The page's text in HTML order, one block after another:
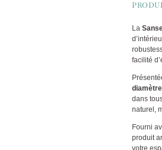
La
facilité
diamètre
dans
naturel,
Fourni
produit